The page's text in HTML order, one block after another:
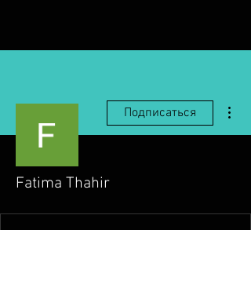
Подписаться
Fatima Thahir